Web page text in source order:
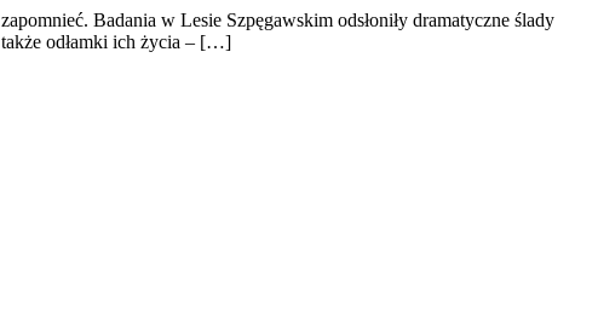
Badania w Lesie Szpęgawskim odsłoniły dramatyczne ślady
odłamki ich życia – […]